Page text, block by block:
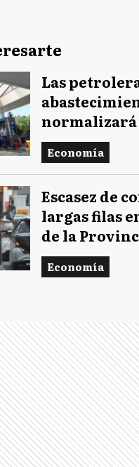
Las
normalizará
Economía
Escasez de
largas filas
de la
Economía